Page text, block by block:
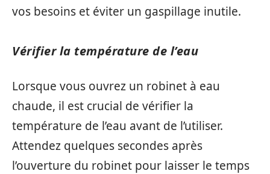
vos besoins et éviter un gaspillage inutile.
Vérifier la température de l’eau
Lorsque vous ouvrez un robinet à eau
chaude, il est crucial de vérifier la
température de l’eau avant de l’utiliser.
Attendez quelques secondes après
l’ouverture du robinet pour laisser le temps